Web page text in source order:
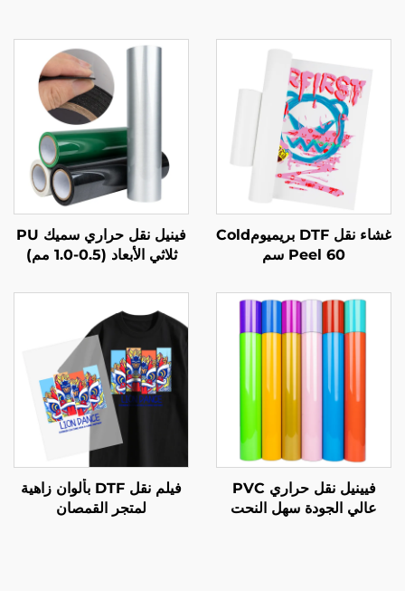
غشاء نقل DTF بريميومCold
Peel 60 سم
فينيل نقل حراري سميك PU
ثلاثي الأبعاد (0.5-1.0 مم)
فيينيل نقل حراري PVC
عالي الجودة سهل النحت
فيلم نقل DTF بألوان زاهية
لمتجر القمصان